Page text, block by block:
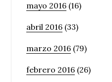
mayo 2016 (16)
abril 2016 (33)
marzo 2016 (79)
febrero 2016 (26)